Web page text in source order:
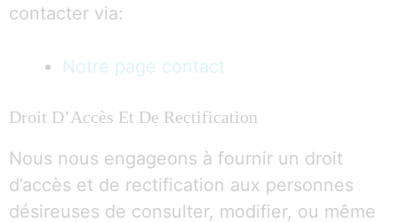
contacter via:
Notre page contact
Droit D’Accès Et De Rectification
Nous nous engageons à fournir un droit
d’accès et de rectification aux personnes
désireuses de consulter, modifier, ou même